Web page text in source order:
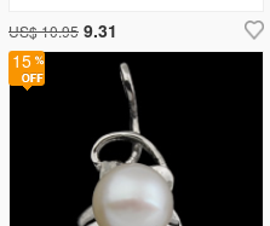
US$ 10.95 9.31
15